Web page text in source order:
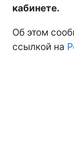
кабинете.
Об этом
ссылкой на